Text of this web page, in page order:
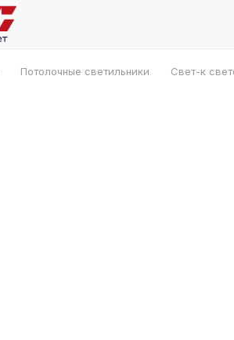
Потолочные светильники Свет-к